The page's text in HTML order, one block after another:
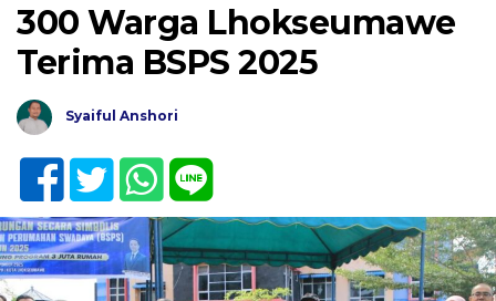
300 Warga Lhokseumawe
Terima BSPS 2025
Syaiful Anshori